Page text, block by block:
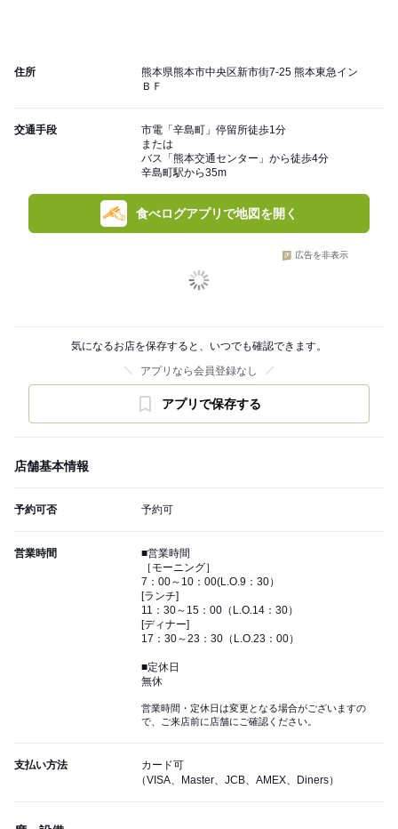
住所
熊本県熊本市中央区新市街7-25 熊本東急イン
ＢＦ
交通手段
市電「辛島町」停留所徒歩1分
または
バス「熊本交通センター」から徒歩4分
辛島町駅から35m
食べログアプリで地図を開く
広告を非表示
気になるお店を保存すると、いつでも確認できます。
アプリなら会員登録なし
アプリで保存する
店舗基本情報
予約可否 予約可
営業時間
■営業時間
［モーニング］
7：00～10：00(L.O.9：30）
[ランチ]
11：30～15：00（L.O.14：30）
[ディナー]
17：30～23：30（L.O.23：00）
■定休日
無休
営業時間・定休日は変更となる場合がございますの
で、ご来店前に店舗にご確認ください。
支払い方法
カード可
（VISA、Master、JCB、AMEX、Diners）